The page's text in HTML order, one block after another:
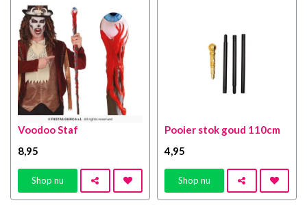
Voodoo Staf
8,95
Shop nu
Pooier stok goud 110cm
4,95
Shop nu